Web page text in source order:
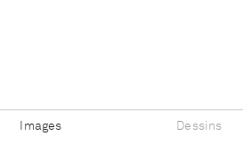
Images Dessins